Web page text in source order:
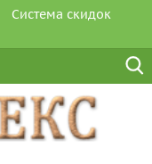
Система скидок